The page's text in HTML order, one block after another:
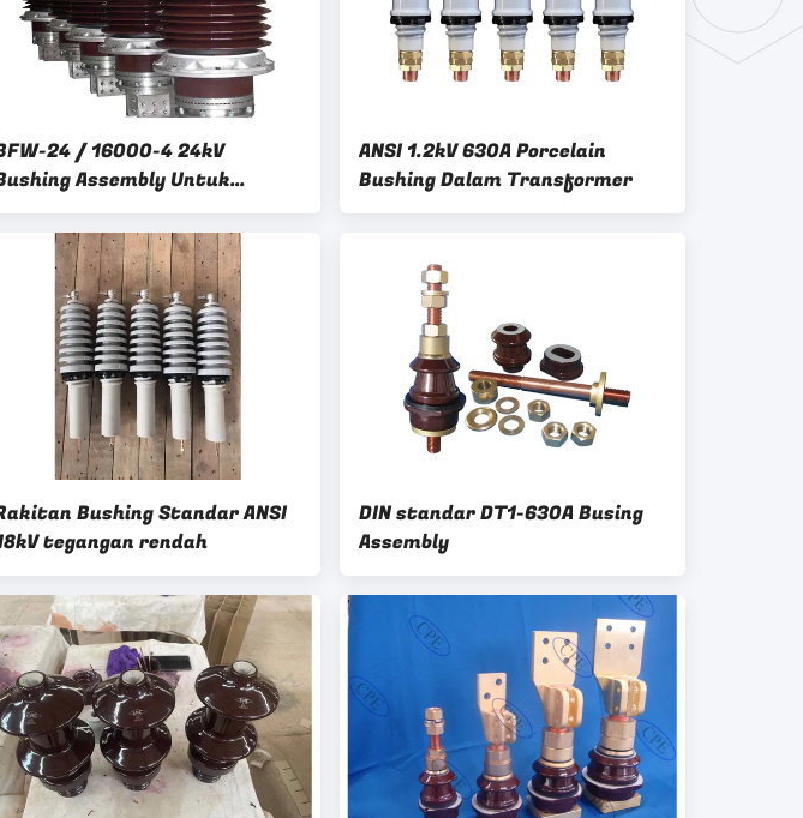
24 / 16000-4 24kV
Assembly Untuk
Daya
ANSI 1.2kV 630A Porcelain
Bushing Dalam Transformer
Bushing Standar ANSI
tegangan rendah
DIN standar DT1-630A Busing
Assembly